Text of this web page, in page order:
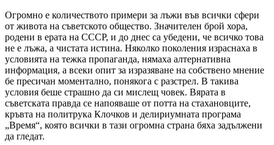
Огромно е количеството примери за лъжи във всички сфери
от живота на съветското общество. Значителен брой хора,
родени в ерата на СССР, и до днес са убедени, че всичко това
не е лъжа, а чистата истина. Няколко поколения израснаха в
условията на тежка пропаганда, нямаха алтернативна
информация, а всеки опит за изразяване на собствено мнение
бе пресичан моментално, понякога с разстрел. В такива
условия беше страшно да си мислещ човек. Вярата в
съветската правда се напояваше от потта на стахановците,
кръвта на политрука Клочков и делириумната програма
„Время“, която всички в тази огромна страна бяха задължени
да гледат.